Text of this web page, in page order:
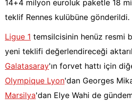
14+4 milyon euroluk paketle 18
teklif Rennes kulübüne gönderildi.
Ligue 1 temsilcisinin henüz resmi
yeni teklifi değerlendireceği
Galatasaray'ın forvet hattı için
Olympique Lyon'dan Georges
Marsilya'dan Elye Wahi de